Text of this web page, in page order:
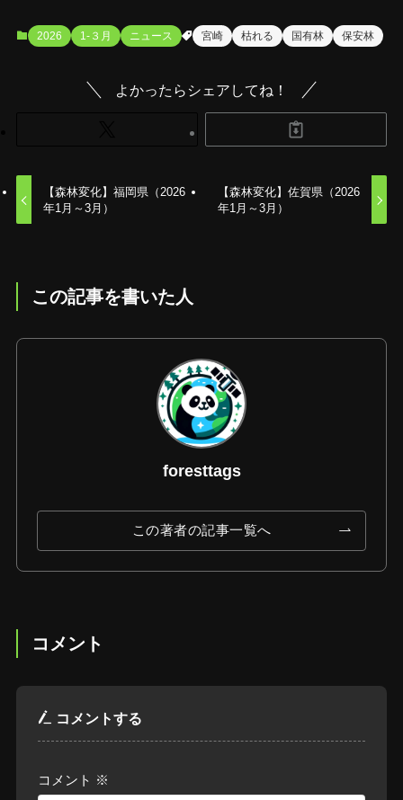
2026 1-３月 ニュース 宮崎 枯れる 国有林 保安林
よかったらシェアしてね！
【森林変化】福岡県（2026
年1月～3月）
【森林変化】佐賀県（2026
年1月～3月）
この記事を書いた人
foresttags
この著者の記事一覧へ
コメント
コメントする
コメント ※